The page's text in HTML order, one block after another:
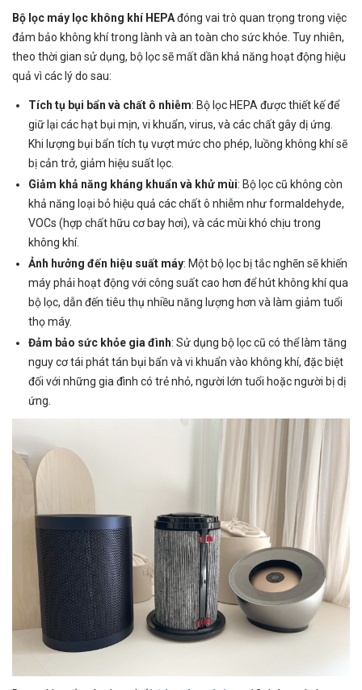
Bộ lọc máy lọc không khí HEPAđóng vai trò quan trọng trong việc
đảm bảo không khí trong lành và an toàn cho sức khỏe. Tuy nhiên,
theo thời gian sử dụng, bộ lọc sẽ mất dần khả năng hoạt động hiệu
quả vì các lý do sau:
Tích tụ bụi bẩn và chất ô nhiễm: Bộ lọc HEPA được thiết kế để
giữ lại các hạt bụi mịn, vi khuẩn, virus, và các chất gây dị ứng.
Khi lượng bụi bẩn tích tụ vượt mức cho phép, luồng không khí sẽ
bị cản trở, giảm hiệu suất lọc.
Giảm khả năng kháng khuẩn và khử mùi: Bộ lọc cũ không còn
khả năng loại bỏ hiệu quả các chất ô nhiễm như formaldehyde,
VOCs (hợp chất hữu cơ bay hơi), và các mùi khó chịu trong
không khí.
Ảnh hưởng đến hiệu suất máy: Một bộ lọc bị tắc nghẽn sẽ khiến
máy phải hoạt động với công suất cao hơn để hút không khí qua
bộ lọc, dẫn đến tiêu thụ nhiều năng lượng hơn và làm giảm tuổi
thọ máy.
Đảm bảo sức khỏe gia đình: Sử dụng bộ lọc cũ có thể làm tăng
nguy cơ tái phát tán bụi bẩn và vi khuẩn vào không khí, đặc biệt
đối với những gia đình có trẻ nhỏ, người lớn tuổi hoặc người bị dị
ứng.